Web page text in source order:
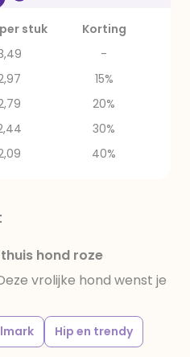
stuk
Korting
-
15%
20%
30%
40%
hond roze
vrolijke hond wenst je
Hip en trendy